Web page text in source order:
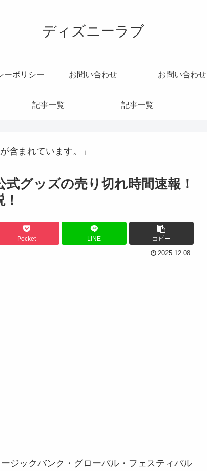
ディズニーラブ
ーポリシー お問い合わせ お問い合わせ
記事一覧 記事一覧
含まれています。」
式グッズの売り切れ時間速報！
Pocket LINE コピー
2025.12.08
ジックバンク・グローバル・フェスティバル